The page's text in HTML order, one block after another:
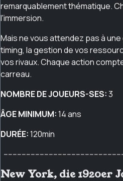
remarquablement thématique.
l'immersion.
Mais ne vous attendez pas à
timing, la gestion de vos
vos rivaux. Chaque action
carreau.
NOMBRE DE JOUEURS-SES:3
ÂGE MINIMUM:14 ans
DURÉE:120min
New York, die